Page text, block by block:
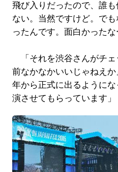
飛び入りだったので、誰
ない。当然ですけど。で
ったんです。面白かったな
「それを渋谷さんがチェ
前なかなかいいじゃねえ
年から正式に出るように
演させてもらっています」